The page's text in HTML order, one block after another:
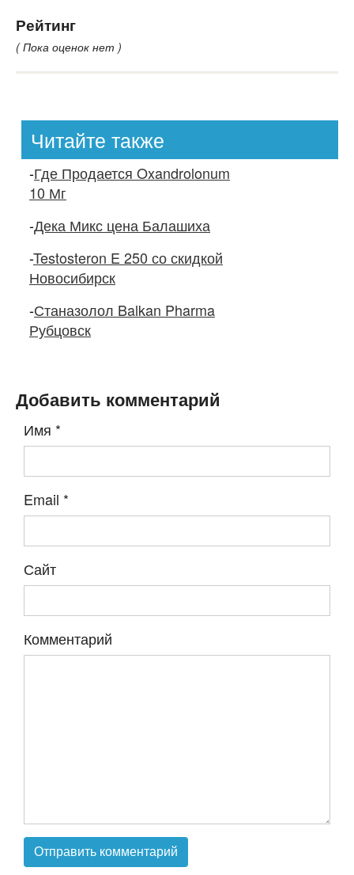
Рейтинг
( Пока оценок нет )
Читайте также
-Где Продается Oxandrolonum
10 Мг
-Дека Микс цена Балашиха
-Testosteron E 250 со скидкой
Новосибирск
-Станазолол Balkan Pharma
Рубцовск
Добавить комментарий
Имя *
Email *
Сайт
Комментарий